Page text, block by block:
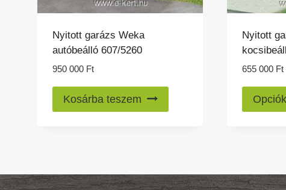
Nyitott garázs Weka
autóbeálló 607/5260
950 000 Ft
Kosárba teszem
Nyitott
655 000 Ft